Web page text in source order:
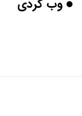
مریخ‌نورد ناسا به